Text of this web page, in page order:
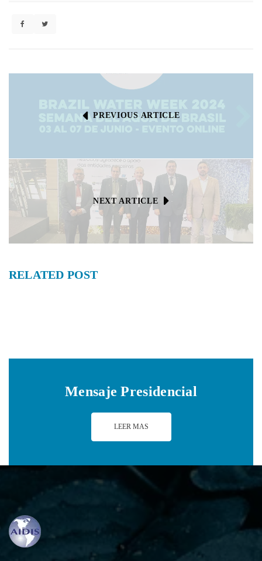
PREVIOUS ARTICLE
NEXT ARTICLE
RELATED POST
Mensaje Presidencial
LEER MAS